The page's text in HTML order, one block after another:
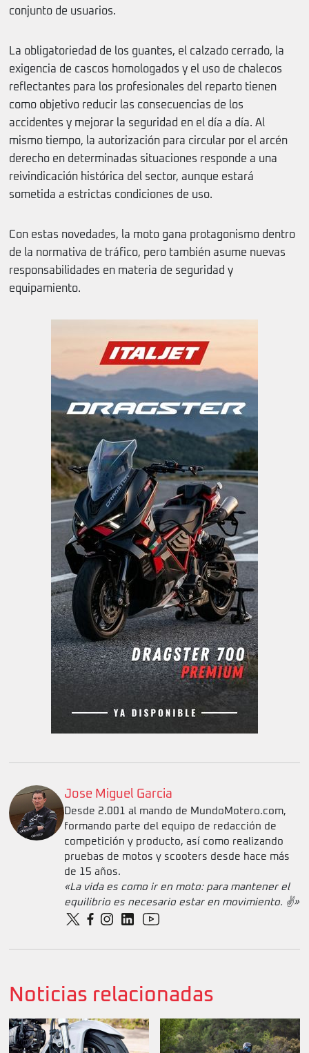
conjunto de usuarios.
La obligatoriedad de los guantes, el calzado cerrado, la
exigencia de cascos homologados y el uso de chalecos
reflectantes para los profesionales del reparto tienen
como objetivo reducir las consecuencias de los
accidentes y mejorar la seguridad en el día a día. Al
mismo tiempo, la autorización para circular por el arcén
derecho en determinadas situaciones responde a una
reivindicación histórica del sector, aunque estará
sometida a estrictas condiciones de uso.
Con estas novedades, la moto gana protagonismo dentro
de la normativa de tráfico, pero también asume nuevas
responsabilidades en materia de seguridad y
equipamiento.
Jose Miguel Garcia
Desde 2.001 al mando de MundoMotero.com,
formando parte del equipo de redacción de
competición y producto, así como realizando
pruebas de motos y scooters desde hace más
de 15 años.
«La vida es como ir en moto: para mantener el
equilibrio es necesario estar en movimiento. ✌️»
Noticias relacionadas